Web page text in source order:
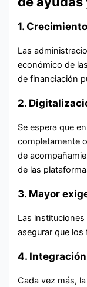
1.
Las
económico de
de financiación
2.
Se espera que
completamente
de
de las
3. Mayor
Las
asegurar que
4.
Cada vez más,